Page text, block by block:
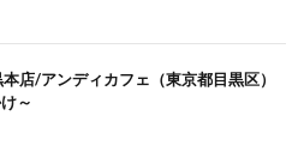
店/アンディカフェ（東京都目黒区）
～